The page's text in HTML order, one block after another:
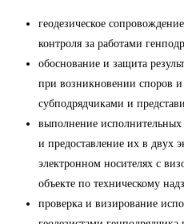
геодезическое
контроля за работами
обоснование и защита
при возникновении споров и
субподрядчиками и
выполнение исполнительных
и предоставление их в двух
электронном носителях с
объекте по техническому
проверка и визирование